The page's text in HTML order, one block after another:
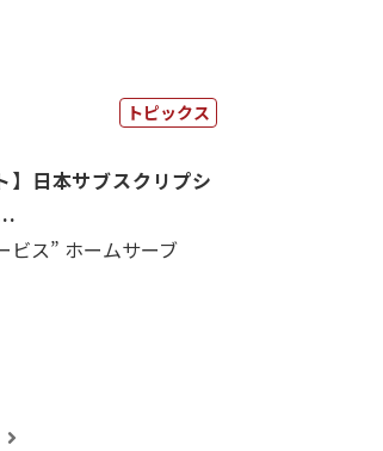
トピックス
】日本サブスクリプシ
ビス” ホームサーブ